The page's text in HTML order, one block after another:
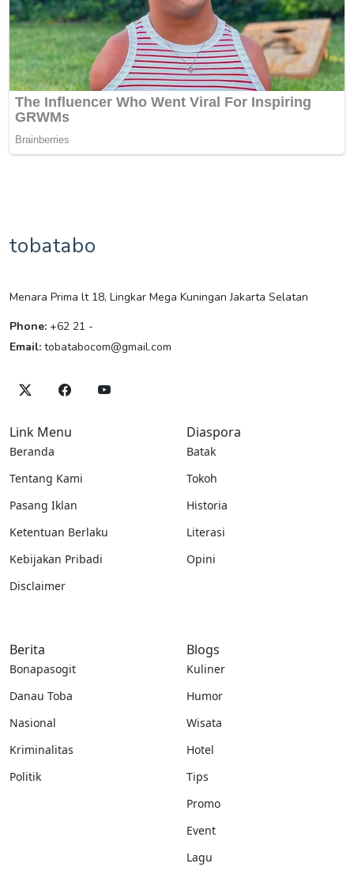
tobatabo
Menara Prima lt 18, Lingkar Mega Kuningan Jakarta Selatan
Phone: +62 21 -
Email: tobatabocom@gmail.com
Link Menu
Beranda
Tentang Kami
Pasang Iklan
Ketentuan Berlaku
Kebijakan Pribadi
Disclaimer
Diaspora
Batak
Tokoh
Historia
Literasi
Opini
Berita
Bonapasogit
Danau Toba
Nasional
Kriminalitas
Politik
Blogs
Kuliner
Humor
Wisata
Hotel
Tips
Promo
Event
Lagu